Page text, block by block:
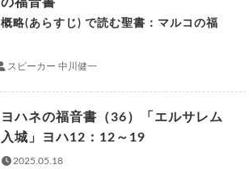
の福音書
概略(あらすじ) で読む聖書：マルコの福
スピーカー 中川健一
ヨハネの福音書（36）「エルサレム
入城」ヨハ12：12～19
2025.05.18